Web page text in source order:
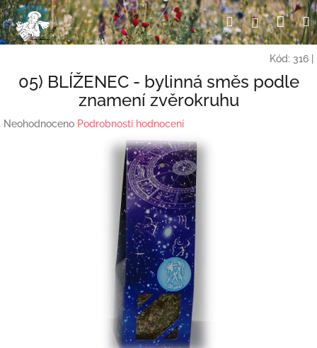
Přejít
na
obsah
HledatPřihlášení
Kód: 316
05) BLÍŽENEC - bylinná směs podle
znamení zvěrokruhu
Průměrné
Neohodnoceno Podrobnosti hodnocení